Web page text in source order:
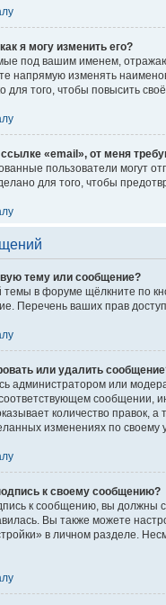
я могу изменить его?
под вашим именем,
напрямую изменять
для того, чтобы повысить
«email», от меня
пользователи могут
для того, чтобы
тему или сообщение?
темы в форуме щёлкните по
Перечень ваших прав
или удалить
администратором или
сообщении,
количество правок,
изменениях по своему
к своему сообщению?
к сообщению, вы должны
Вы также можете
в личном разделе.